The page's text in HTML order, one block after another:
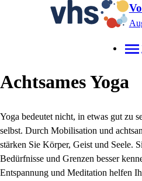
Achtsames Yoga
Yoga bedeutet nicht, in etwas gut zu
selbst. Durch Mobilisation und
stärken Sie Körper, Geist und Seele.
Bedürfnisse und Grenzen besser
Entspannung und Meditation helfen